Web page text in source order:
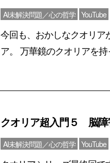
AI未解決問題／心の哲学 YouTube
今回も、おかしなクオリア
ア。 万華鏡のクオリアを
クオリア超入門５ 脳障
AI未解決問題／心の哲学 YouTube